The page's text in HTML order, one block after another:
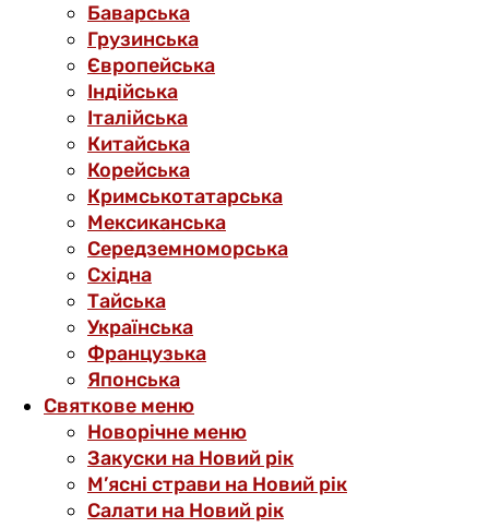
Баварська
Грузинська
Європейська
Індійська
Італійська
Китайська
Корейська
Кримськотатарська
Мексиканська
Середземноморська
Східна
Тайська
Українська
Французька
Японська
Святкове меню
Новорічне меню
Закуски на Новий рік
М’ясні страви на Новий рік
Салати на Новий рік